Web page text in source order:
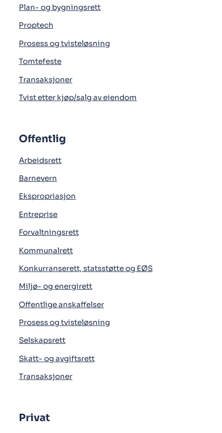
Plan- og bygningsrett
Proptech
Prosess og tvisteløsning
Tomtefeste
Transaksjoner
Tvist etter kjøp/salg av eiendom
Offentlig
Arbeidsrett
Barnevern
Ekspropriasjon
Entreprise
Forvaltningsrett
Kommunalrett
Konkurranserett, statsstøtte og EØS
Miljø- og energirett
Offentlige anskaffelser
Prosess og tvisteløsning
Selskapsrett
Skatt- og avgiftsrett
Transaksjoner
Privat